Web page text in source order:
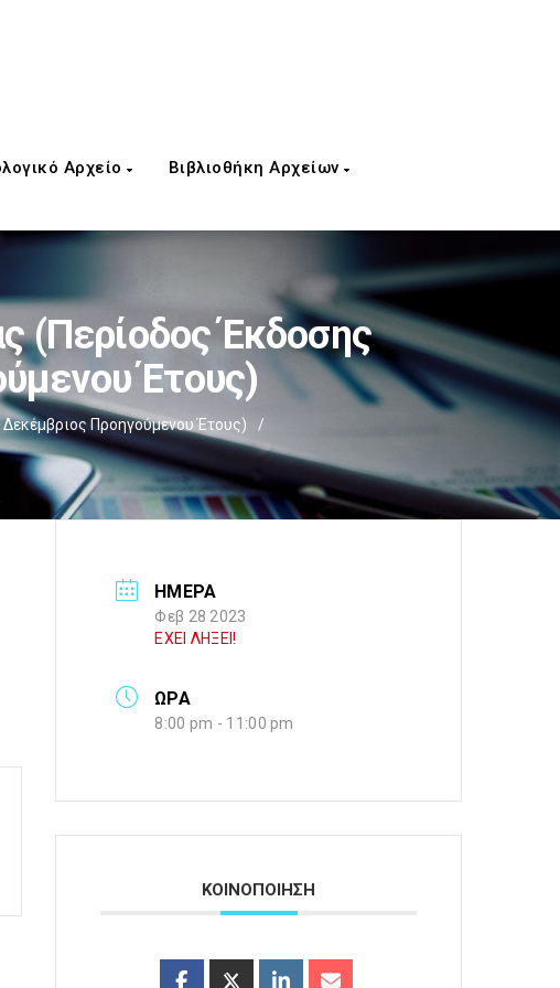
Αρχείο Βιβλιοθήκη Αρχείων
(Περίοδος Έκδοσης
Έτους)
Προηγούμενου Έτους) /
ΗΜΕΡΑ
Φεβ 28 2023
ΕΧΕΙ ΛΗΞΕΙ!
ΩΡΑ
8:00 pm - 11:00 pm
ΚΟΙΝΟΠΟΙΗΣΗ